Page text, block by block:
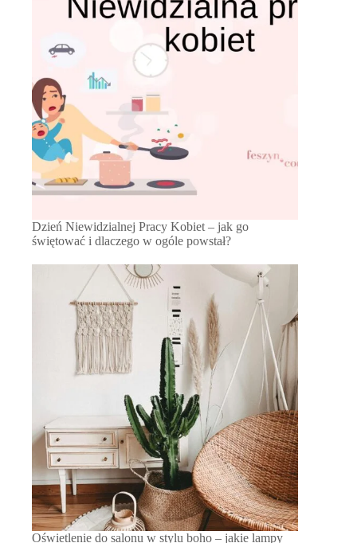
Dzień Niewidzialnej Pracy Kobiet – jak go
świętować i dlaczego w ogóle powstał?
Oświetlenie do salonu w stylu boho – jakie lampy